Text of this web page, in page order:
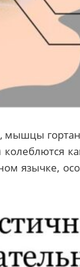
мышцы